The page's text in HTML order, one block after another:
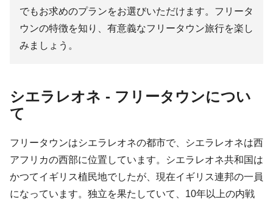
でもお求めのプランをお選びいただけます。フリータ
ウンの特徴を知り、有意義なフリータウン旅行を楽し
みましょう。
シエラレオネ - フリータウンについ
て
フリータウンはシエラレオネの都市で、シエラレオネは西
アフリカの西部に位置しています。シエラレオネ共和国は
かつてイギリス植民地でしたが、現在イギリス連邦の一員
になっています。独立を果たしていて、10年以上の内戦